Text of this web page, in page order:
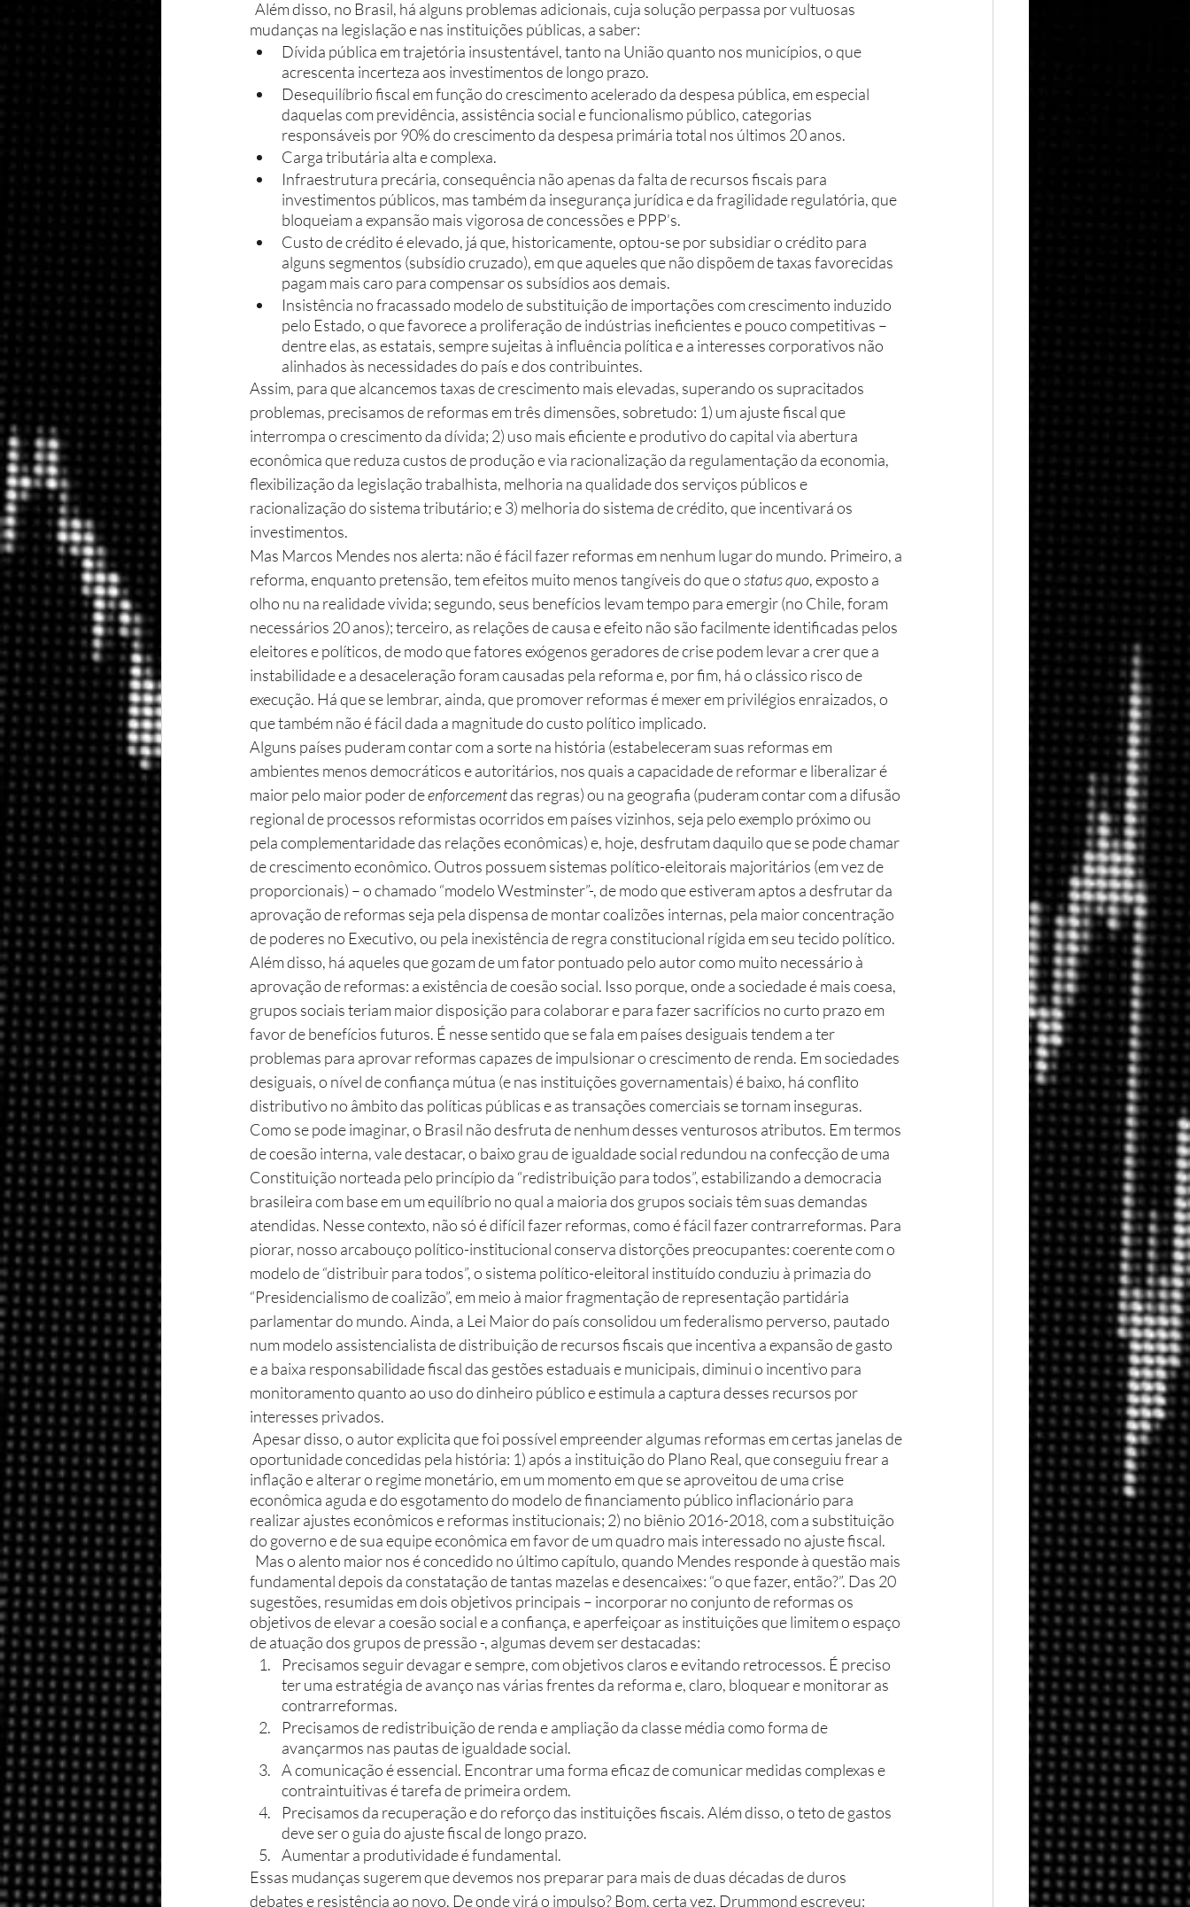
mudanças na legislação e nas instituições públicas, a saber:
Dívida pública em trajetória insustentável, tanto na União quanto nos municípios, o que
acrescenta incerteza aos investimentos de longo prazo.
Desequilíbrio fiscal em função do crescimento acelerado da despesa pública, em especial
daquelas com previdência, assistência social e funcionalismo público, categorias
responsáveis por 90% do crescimento da despesa primária total nos últimos 20 anos.
Carga tributária alta e complexa.
Infraestrutura precária, consequência não apenas da falta de recursos fiscais para
investimentos públicos, mas também da insegurança jurídica e da fragilidade regulatória, que
bloqueiam a expansão mais vigorosa de concessões e PPP’s.
Custo de crédito é elevado, já que, historicamente, optou-se por subsidiar o crédito para
alguns segmentos (subsídio cruzado), em que aqueles que não dispõem de taxas favorecidas
pagam mais caro para compensar os subsídios aos demais.
Insistência no fracassado modelo de substituição de importações com crescimento induzido
pelo Estado, o que favorece a proliferação de indústrias ineficientes e pouco competitivas –
dentre elas, as estatais, sempre sujeitas à influência política e a interesses corporativos não
alinhados às necessidades do país e dos contribuintes.
Assim, para que alcancemos taxas de crescimento mais elevadas, superando os supracitados
problemas, precisamos de reformas em três dimensões, sobretudo: 1) um ajuste fiscal que
interrompa o crescimento da dívida; 2) uso mais eficiente e produtivo do capital via abertura
econômica que reduza custos de produção e via racionalização da regulamentação da economia,
flexibilização da legislação trabalhista, melhoria na qualidade dos serviços públicos e
racionalização do sistema tributário; e 3) melhoria do sistema de crédito, que incentivará os
investimentos.
Mas Marcos Mendes nos alerta: não é fácil fazer reformas em nenhum lugar do mundo. Primeiro, a
reforma, enquanto pretensão, tem efeitos muito menos tangíveis do que o status quo, exposto a
olho nu na realidade vivida; segundo, seus benefícios levam tempo para emergir (no Chile, foram
necessários 20 anos); terceiro, as relações de causa e efeito não são facilmente identificadas pelos
eleitores e políticos, de modo que fatores exógenos geradores de crise podem levar a crer que a
instabilidade e a desaceleração foram causadas pela reforma e, por fim, há o clássico risco de
execução. Há que se lembrar, ainda, que promover reformas é mexer em privilégios enraizados, o
que também não é fácil dada a magnitude do custo político implicado.
Alguns países puderam contar com a sorte na história (estabeleceram suas reformas em
ambientes menos democráticos e autoritários, nos quais a capacidade de reformar e liberalizar é
maior pelo maior poder de enforcement das regras) ou na geografia (puderam contar com a difusão
regional de processos reformistas ocorridos em países vizinhos, seja pelo exemplo próximo ou
pela complementaridade das relações econômicas) e, hoje, desfrutam daquilo que se pode chamar
de crescimento econômico. Outros possuem sistemas político-eleitorais majoritários (em vez de
proporcionais) – o chamado “modelo Westminster”-, de modo que estiveram aptos a desfrutar da
aprovação de reformas seja pela dispensa de montar coalizões internas, pela maior concentração
de poderes no Executivo, ou pela inexistência de regra constitucional rígida em seu tecido político.
Além disso, há aqueles que gozam de um fator pontuado pelo autor como muito necessário à
aprovação de reformas: a existência de coesão social. Isso porque, onde a sociedade é mais coesa,
grupos sociais teriam maior disposição para colaborar e para fazer sacrifícios no curto prazo em
favor de benefícios futuros. É nesse sentido que se fala em países desiguais tendem a ter
problemas para aprovar reformas capazes de impulsionar o crescimento de renda. Em sociedades
desiguais, o nível de confiança mútua (e nas instituições governamentais) é baixo, há conflito
distributivo no âmbito das políticas públicas e as transações comerciais se tornam inseguras.
Como se pode imaginar, o Brasil não desfruta de nenhum desses venturosos atributos. Em termos
de coesão interna, vale destacar, o baixo grau de igualdade social redundou na confecção de uma
Constituição norteada pelo princípio da “redistribuição para todos”, estabilizando a democracia
brasileira com base em um equilíbrio no qual a maioria dos grupos sociais têm suas demandas
atendidas. Nesse contexto, não só é difícil fazer reformas, como é fácil fazer contrarreformas. Para
piorar, nosso arcabouço político-institucional conserva distorções preocupantes: coerente com o
modelo de “distribuir para todos”, o sistema político-eleitoral instituído conduziu à primazia do
“Presidencialismo de coalizão”, em meio à maior fragmentação de representação partidária
parlamentar do mundo. Ainda, a Lei Maior do país consolidou um federalismo perverso, pautado
num modelo assistencialista de distribuição de recursos fiscais que incentiva a expansão de gasto
e a baixa responsabilidade fiscal das gestões estaduais e municipais, diminui o incentivo para
monitoramento quanto ao uso do dinheiro público e estimula a captura desses recursos por
interesses privados.
oportunidade concedidas pela história: 1) após a instituição do Plano Real, que conseguiu frear a
inflação e alterar o regime monetário, em um momento em que se aproveitou de uma crise
econômica aguda e do esgotamento do modelo de financiamento público inflacionário para
realizar ajustes econômicos e reformas institucionais; 2) no biênio 2016-2018, com a substituição
do governo e de sua equipe econômica em favor de um quadro mais interessado no ajuste fiscal.
fundamental depois da constatação de tantas mazelas e desencaixes: “o que fazer, então?”. Das 20
sugestões, resumidas em dois objetivos principais – incorporar no conjunto de reformas os
objetivos de elevar a coesão social e a confiança, e aperfeiçoar as instituições que limitem o espaço
de atuação dos grupos de pressão -, algumas devem ser destacadas:
Precisamos seguir devagar e sempre, com objetivos claros e evitando retrocessos. É preciso
ter uma estratégia de avanço nas várias frentes da reforma e, claro, bloquear e monitorar as
contrarreformas.
Precisamos de redistribuição de renda e ampliação da classe média como forma de
avançarmos nas pautas de igualdade social.
A comunicação é essencial. Encontrar uma forma eficaz de comunicar medidas complexas e
contraintuitivas é tarefa de primeira ordem.
Precisamos da recuperação e do reforço das instituições fiscais. Além disso, o teto de gastos
deve ser o guia do ajuste fiscal de longo prazo.
Aumentar a produtividade é fundamental.
Essas mudanças sugerem que devemos nos preparar para mais de duas décadas de duros
debates e resistência ao novo. De onde virá o impulso? Bom, certa vez, Drummond escreveu: